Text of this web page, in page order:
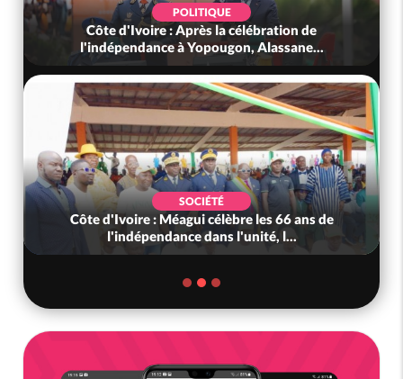
SOCIÉTÉ
Côte d'Ivoire : L'arnaque au Mobile Money par
liens frauduleux se répand ac...
SOCIÉTÉ
Côte d'Ivoire-Mali : L'entrepreneur malien
Adama Kanté dans les mailles de...